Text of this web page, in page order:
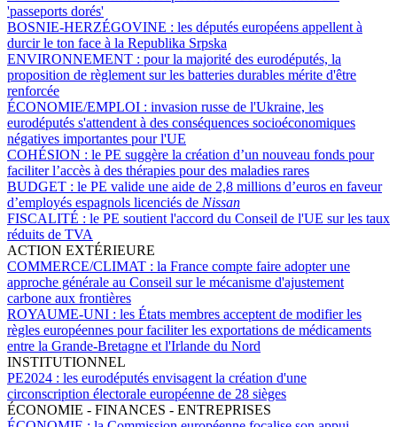
'passeports dorés'
BOSNIE-HERZÉGOVINE : les députés européens appellent à
durcir le ton face à la Republika Srpska
ENVIRONNEMENT : pour la majorité des eurodéputés, la
proposition de règlement sur les batteries durables mérite d'être
renforcée
ÉCONOMIE/EMPLOI : invasion russe de l'Ukraine, les
eurodéputés s'attendent à des conséquences socioéconomiques
négatives importantes pour l'UE
COHÉSION : le PE suggère la création d’un nouveau fonds pour
faciliter l’accès à des thérapies pour des maladies rares
BUDGET : le PE valide une aide de 2,8 millions d’euros en faveur
d’employés espagnols licenciés de Nissan
FISCALITÉ : le PE soutient l'accord du Conseil de l'UE sur les taux
réduits de TVA
ACTION EXTÉRIEURE
COMMERCE/CLIMAT : la France compte faire adopter une
approche générale au Conseil sur le mécanisme d'ajustement
carbone aux frontières
ROYAUME-UNI : les États membres acceptent de modifier les
règles européennes pour faciliter les exportations de médicaments
entre la Grande-Bretagne et l'Irlande du Nord
INSTITUTIONNEL
PE2024 : les eurodéputés envisagent la création d'une
circonscription électorale européenne de 28 sièges
ÉCONOMIE - FINANCES - ENTREPRISES